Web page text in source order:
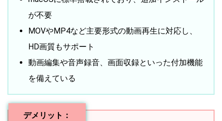
が不要
MOVやMP4など主要形式の動画再生に対応し、
HD画質もサポート
動画編集や音声録音、画面収録といった付加機能
を備えている
デメリット：